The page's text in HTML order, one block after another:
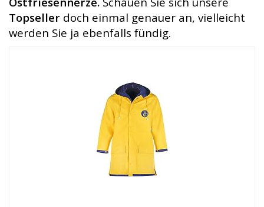
Topseller doch einmal genauer an, vielleicht
werden Sie ja ebenfalls fündig.